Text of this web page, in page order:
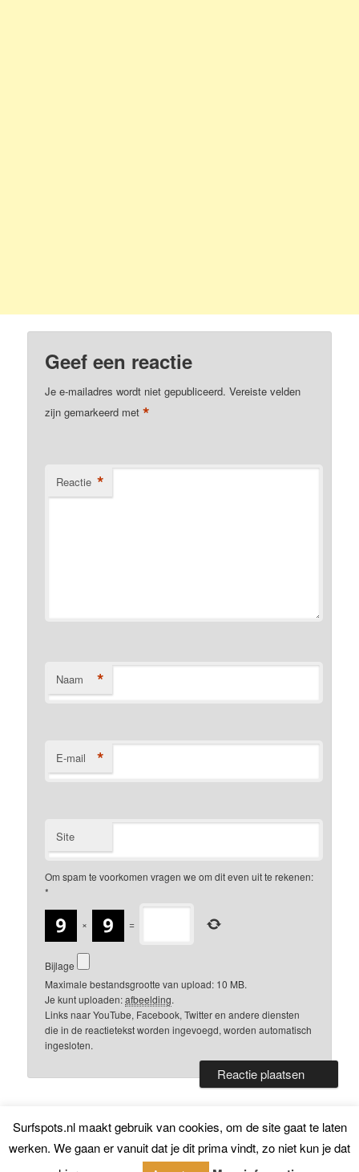
Geef een reactie
Je e-mailadres wordt niet gepubliceerd. Vereiste velden
zijn gemarkeerd met*
Reactie *
Naam *
E-mail *
Site
Om spam te voorkomen vragen we om dit even uit te rekenen:
*
× =
Bijlage
Maximale bestandsgrootte van upload: 10 MB.
Je kunt uploaden:afbeelding.
Links naar YouTube, Facebook, Twitter en andere diensten
die in de reactietekst worden ingevoegd, worden automatisch
ingesloten.
Surfspots.nl 2020
Surfspots.nl maakt gebruik van cookies, om de site gaat te laten
werken. We gaan er vanuit dat je dit prima vindt, zo niet kun je dat